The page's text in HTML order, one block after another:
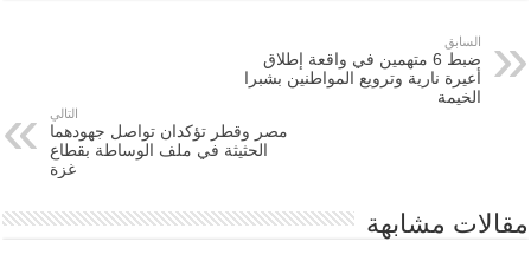
السابق
ضبط 6 متهمين في واقعة إطلاق
أعيرة نارية وترويع المواطنين بشبرا
الخيمة
التالي
مصر وقطر تؤكدان تواصل جهودهما
الحثيثة في ملف الوساطة بقطاع
غزة
مقالات مشابهة